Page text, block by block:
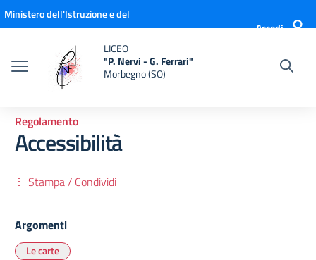
Vai ai contenuti
Vai al menu di navigazione
Vai al footer
Ministero dell'Istruzione e del
Accedi
LICEO
"P. Nervi - G. Ferrari"
Morbegno (SO)
Regolamento
Accessibilità
Stampa / Condividi
Argomenti
Le carte